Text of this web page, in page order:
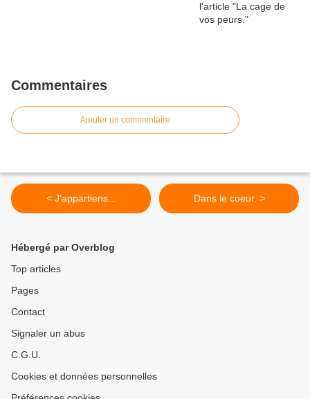
Commentaires
Ajouter un commentaire
< J'appartiens... Dans le coeur. >
Hébergé par Overblog
Top articles
Pages
Contact
Signaler un abus
C.G.U.
Cookies et données personnelles